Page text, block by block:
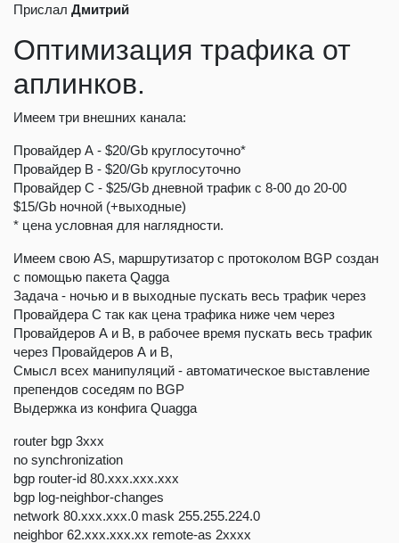
Прислал Дмитрий
Оптимизация трафика от
аплинков.
Имеем три внешних канала:
Провайдер А - $20/Gb круглосуточно*
Провайдер B - $20/Gb круглосуточно
Провайдер C - $25/Gb дневной трафик с 8-00 до 20-00
$15/Gb ночной (+выходные)
* цена условная для наглядности.
Имеем свою AS, маршрутизатор с протоколом BGP создан
с помощью пакета Qagga
Задача - ночью и в выходные пускать весь трафик через
Провайдера С так как цена трафика ниже чем через
Провайдеров А и В, в рабочее время пускать весь трафик
через Провайдеров А и В,
Смысл всех манипуляций - автоматическое выставление
препендов соседям по BGP
Выдержка из конфига Quagga
router bgp 3xxx
no synchronization
bgp router-id 80.xxx.xxx.xxx
bgp log-neighbor-changes
network 80.xxx.xxx.0 mask 255.255.224.0
neighbor 62.xxx.xxx.xx remote-as 2xxxx